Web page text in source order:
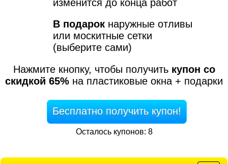
изменится до конца работ
В подарок наружные отливы
или москитные сетки
(выберите сами)
Нажмите кнопку, чтобы получить купон со
скидкой 65% на пластиковые окна + подарки
Бесплатно получить купон!
Осталось купонов: 8